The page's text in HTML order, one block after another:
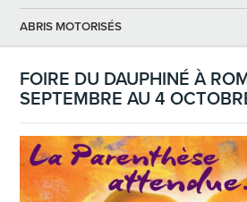
ABRIS MOTORISÉS
FOIRE DU DAUPHINÉ À
SEPTEMBRE AU 4